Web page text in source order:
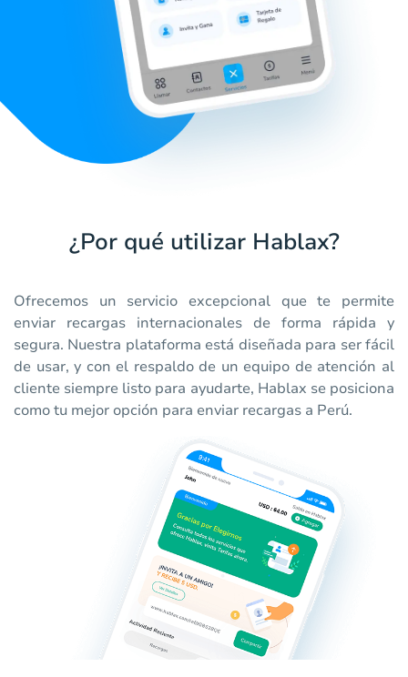
¿Por qué utilizar Hablax?
Ofrecemos un servicio excepcional que te permite
enviar recargas internacionales de forma rápida y
segura. Nuestra plataforma está diseñada para ser fácil
de usar, y con el respaldo de un equipo de atención al
cliente siempre listo para ayudarte, Hablax se posiciona
como tu mejor opción para enviar recargas a Perú.